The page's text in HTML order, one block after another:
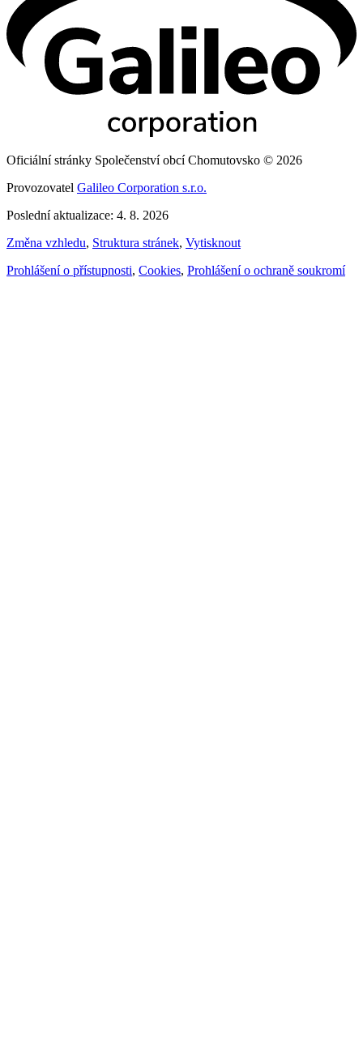
Oficiální stránky Společenství obcí Chomutovsko © 2026
Provozovatel Galileo Corporation s.r.o.
Poslední aktualizace: 4. 8. 2026
Změna vzhledu, Struktura stránek, Vytisknout
Prohlášení o přístupnosti, Cookies, Prohlášení o ochraně soukromí